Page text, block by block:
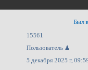
Был
15561
Пользователь ♟
5 декабря 2025 г,